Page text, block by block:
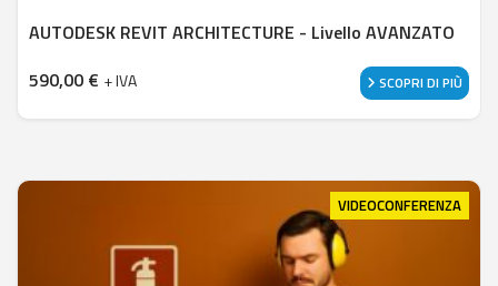
AUTODESK REVIT ARCHITECTURE - Livello AVANZATO
590,00 € + IVA SCOPRI DI PIÙ
VIDEOCONFERENZA